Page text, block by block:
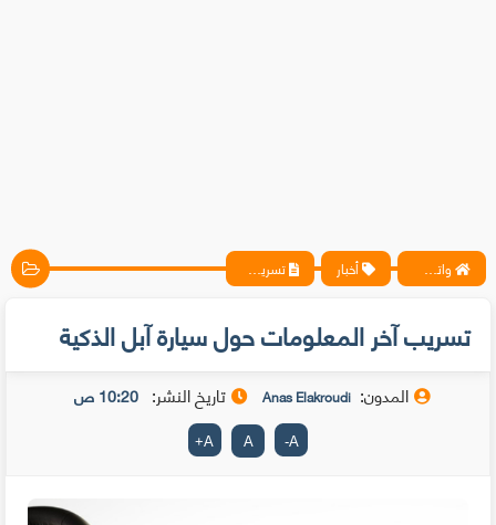
واتس آب ، فيسبوك ، أنترنت ، شروحات تقنية حصرية - المحترف أخبار تسريب آخر المعلومات حول سيارة آبل الذكية
تسريب آخر المعلومات حول سيارة آبل الذكية
المدون: Anas Elakroudi تاريخ النشر: 10:20 ص
A
-
A
A
+